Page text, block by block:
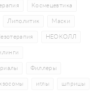
Космецевтика
Липолитик Маски
НЕОКОЛЛ
Филлеры
иглы шприцы